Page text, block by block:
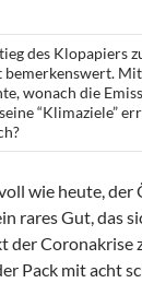
des Klopapiers
wonach die
“Klimaziele”
wie heute, der
rares Gut, das
der Coronakrise
Pack mit acht